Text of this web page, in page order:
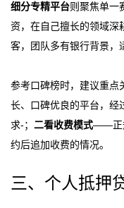
细分专精平台则聚焦单一
资，在自己擅长的领域深
客，团队多有银行背景，
参考口碑榜时，建议重点
长、口碑优良的平台，经
求-； 二看收费模式——正
约后追加收费的情况。
三、个人抵押